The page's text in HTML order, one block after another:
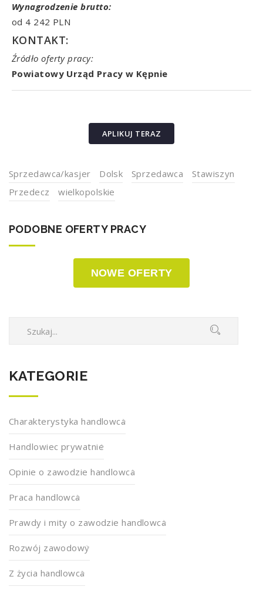
Wynagrodzenie brutto:
od 4 242 PLN
KONTAKT:
Źródło oferty pracy:
Powiatowy Urząd Pracy w Kępnie
APLIKUJ TERAZ
Sprzedawca/kasjer Dolsk Sprzedawca
Stawiszyn
Przedecz
wielkopolskie
PODOBNE OFERTY PRACY
NOWE OFERTY
KATEGORIE
Charakterystyka handlowca
Handlowiec prywatnie
Opinie o zawodzie handlowca
Praca handlowca
Prawdy i mity o zawodzie handlowca
Rozwój zawodowy
Z życia handlowca